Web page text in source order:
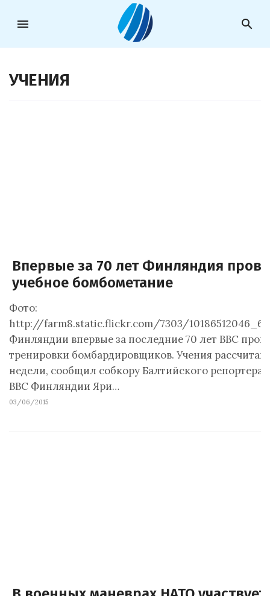
menu search
УЧЕНИЯ
Впервые за 70 лет Финляндия
учебное бомбометание
Фото:
http://farm8.static.flickr.com/7303/
Финляндии впервые за последние 70 лет ВВС
тренировки бомбардировщиков. Учения
недели, сообщил собкору Балтийского репортера
ВВС Финляндии Яри…
03/06/2015